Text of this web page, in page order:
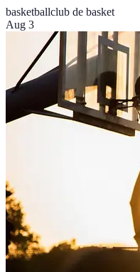
basketballclub de basket
Aug 3